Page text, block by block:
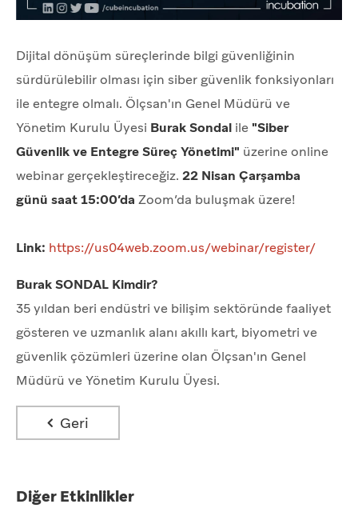
Dijital dönüşüm süreçlerinde bilgi güvenliğinin
sürdürülebilir olması için siber güvenlik fonksiyonları
ile entegre olmalı. Ölçsan'ın Genel Müdürü ve
Yönetim Kurulu Üyesi Burak Sondal ile"Siber
Güvenlik ve Entegre Süreç Yönetimi" üzerine online
webinar gerçekleştireceğiz. 22 Nisan Çarşamba
günü saat 15:00’da Zoom’da buluşmak üzere!
Link: https://us04web.zoom.us/webinar/register/
Burak SONDAL Kimdir?
35 yıldan beri endüstri ve bilişim sektöründe faaliyet
gösteren ve uzmanlık alanı akıllı kart, biyometri ve
güvenlik çözümleri üzerine olan Ölçsan'ın Genel
Müdürü ve Yönetim Kurulu Üyesi.
Geri
Diğer Etkinlikler